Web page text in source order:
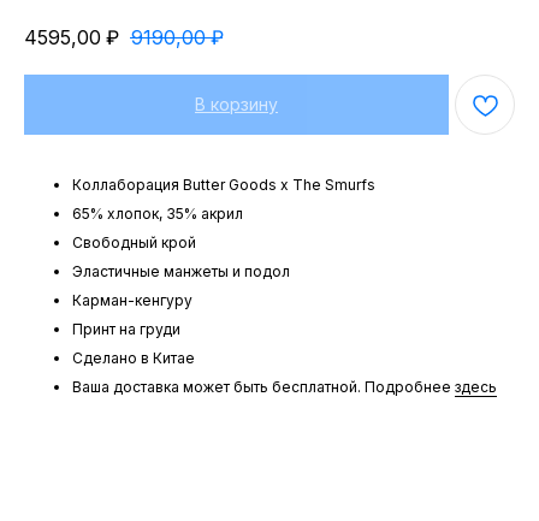
4595,00 ₽ 9190,00 ₽
В корзину
Коллаборация Butter Goods x The Smurfs
65% хлопок, 35% акрил
Свободный крой
Эластичные манжеты и подол
Карман-кенгуру
Принт на груди
Сделано в Китае
Ваша доставка может быть бесплатной. Подробнее здесь